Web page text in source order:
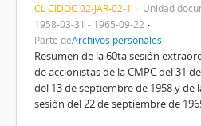
CL CIDOC 02-JAR-02-1
Unidad
1958-03-31 - 1965-09-22
Parte deArchivos personales
Resumen de la 60ta sesión
de accionistas de la CMPC del 31
del 13 de septiembre de 1958 y de
sesión del 22 de septiembre de